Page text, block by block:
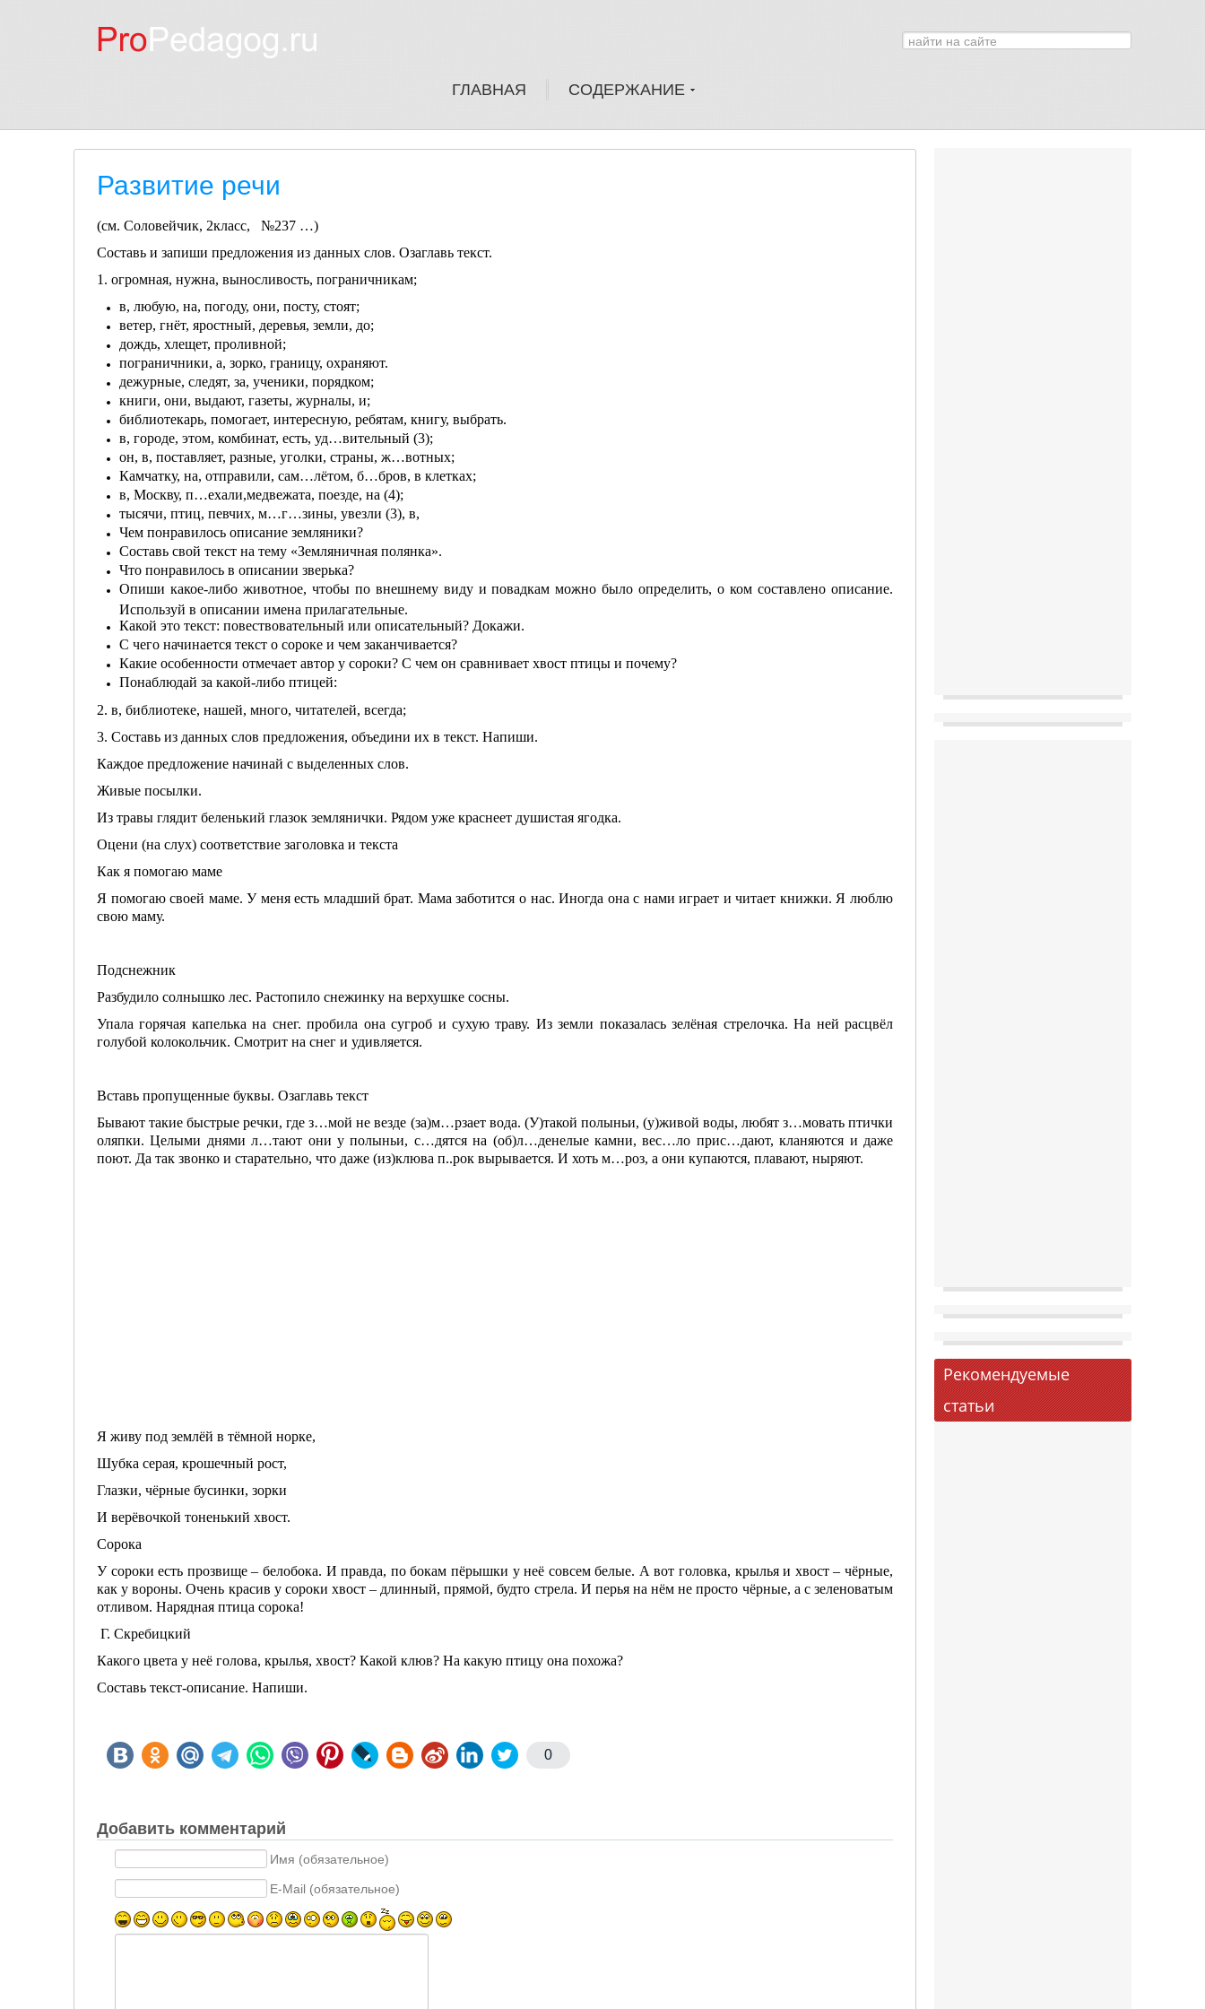
ГЛАВНАЯ СОДЕРЖАНИЕ
Развитие речи
(см. Соловейчик, 2класс, №237 …)
Составь и запиши предложения из данных слов. Озаглавь текст.
1. огромная, нужна, выносливость, пограничникам;
в, любую, на, погоду, они, посту, стоят;
ветер, гнёт, яростный, деревья, земли, до;
дождь, хлещет, проливной;
пограничники, а, зорко, границу, охраняют.
дежурные, следят, за, ученики, порядком;
книги, они, выдают, газеты, журналы, и;
библиотекарь, помогает, интересную, ребятам, книгу, выбрать.
в, городе, этом, комбинат, есть, уд…вительный (3);
он, в, поставляет, разные, уголки, страны, ж…вотных;
Камчатку, на, отправили, сам…лётом, б…бров, в клетках;
в, Москву, п…ехали,медвежата, поезде, на (4);
тысячи, птиц, певчих, м…г…зины, увезли (3), в,
Чем понравилось описание земляники?
Составь свой текст на тему «Земляничная полянка».
Что понравилось в описании зверька?
Опиши какое-либо животное, чтобы по внешнему виду и повадкам можно было определить, о ком составлено описание.
Используй в описании имена прилагательные.
Какой это текст: повествовательный или описательный? Докажи.
С чего начинается текст о сороке и чем заканчивается?
Какие особенности отмечает автор у сороки? С чем он сравнивает хвост птицы и почему?
Понаблюдай за какой-либо птицей:
2. в, библиотеке, нашей, много, читателей, всегда;
3. Составь из данных слов предложения, объедини их в текст. Напиши.
Каждое предложение начинай с выделенных слов.
Живые посылки.
Из травы глядит беленький глазок землянички. Рядом уже краснеет душистая ягодка.
Оцени (на слух) соответствие заголовка и текста
Как я помогаю маме
Я помогаю своей маме. У меня есть младший брат. Мама заботится о нас. Иногда она с нами играет и читает книжки. Я люблю
свою маму.
Подснежник
Разбудило солнышко лес. Растопило снежинку на верхушке сосны.
Упала горячая капелька на снег. пробила она сугроб и сухую траву. Из земли показалась зелёная стрелочка. На ней расцвёл
голубой колокольчик. Смотрит на снег и удивляется.
Вставь пропущенные буквы. Озаглавь текст
Бывают такие быстрые речки, где з…мой не везде (за)м…рзает вода. (У)такой полыньи, (у)живой воды, любят з…мовать птички
оляпки. Целыми днями л…тают они у полыньи, с…дятся на (об)л…денелые камни, вес…ло прис…дают, кланяются и даже
поют. Да так звонко и старательно, что даже (из)клюва п..рок вырывается. И хоть м…роз, а они купаются, плавают, ныряют.
Я живу под землёй в тёмной норке,
Шубка серая, крошечный рост,
Глазки, чёрные бусинки, зорки
И верёвочкой тоненький хвост.
Сорока
У сороки есть прозвище – белобока. И правда, по бокам пёрышки у неё совсем белые. А вот головка, крылья и хвост – чёрные,
как у вороны. Очень красив у сороки хвост – длинный, прямой, будто стрела. И перья на нём не просто чёрные, а с зеленоватым
отливом. Нарядная птица сорока!
Г. Скребицкий
Какого цвета у неё голова, крылья, хвост? Какой клюв? На какую птицу она похожа?
Составь текст-описание. Напиши.
0
Добавить комментарий
Имя (обязательное)
E-Mail (обязательное)
Рекомендуемые
статьи